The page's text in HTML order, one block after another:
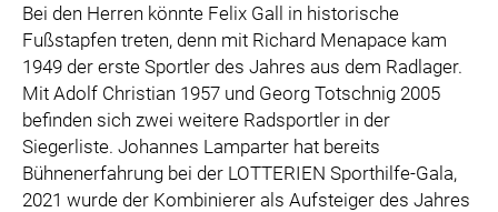
Bei den Herren könnte Felix Gall in historische
Fußstapfen treten, denn mit Richard Menapace kam
1949 der erste Sportler des Jahres aus dem Radlager.
Mit Adolf Christian 1957 und Georg Totschnig 2005
befinden sich zwei weitere Radsportler in der
Siegerliste. Johannes Lamparter hat bereits
Bühnenerfahrung bei der LOTTERIEN Sporthilfe-Gala,
2021 wurde der Kombinierer als Aufsteiger des Jahres